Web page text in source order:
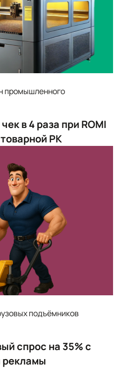
промышленного
в 4 раза при ROMI
РК
подъёмников
спрос на 35% с